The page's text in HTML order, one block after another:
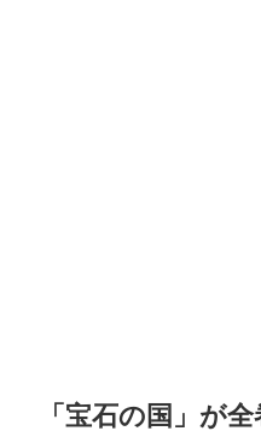
「宝石の国」が